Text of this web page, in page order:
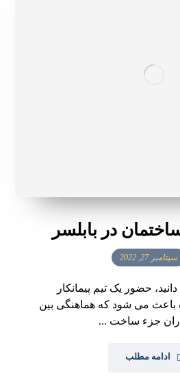
در بابلسر
سپتامبر 27, 2022
حضور یک تیم پیمانکار
باعث می شود که هماهنگی بین
جزء ساخت ...
ادامه مطلب